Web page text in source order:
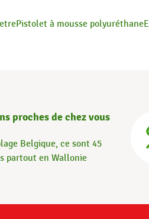
Pistolet à mousse polyuréthane
proches de chez vous
Belgique, ce sont 45
partout en Wallonie